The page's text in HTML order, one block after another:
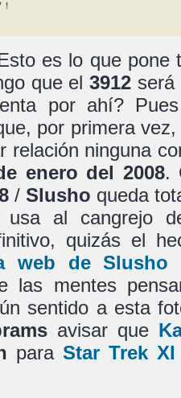
es lo que pone
que el 3912será
por ahí?
por primera
relación ninguna
enero del 2008.
/ Slusho queda
al cangrejo
quizás el
web de Slusho
las mentes
sentido a esta
avisar que
para Star Trek XI